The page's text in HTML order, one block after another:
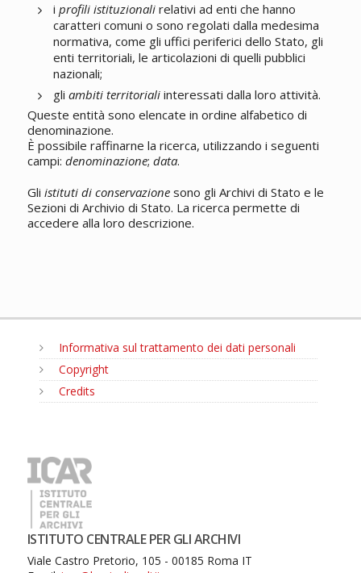
i profili istituzionalirelativi ad enti che hanno
caratteri comuni o sono regolati dalla medesima
normativa, come gli uffici periferici dello Stato, gli
enti territoriali, le articolazioni di quelli pubblici
nazionali;
gli ambiti territorialiinteressati dalla loro attività.
Queste entità sono elencate in ordine alfabetico di
denominazione.
È possibile raffinarne la ricerca, utilizzando i seguenti
campi: denominazione; data.
Gli istituti di conservazionesono gli Archivi di Stato e le
Sezioni di Archivio di Stato. La ricerca permette di
accedere alla loro descrizione.
Informativa sul trattamento dei dati personali
Copyright
Credits
ISTITUTO CENTRALE PER GLI ARCHIVI
Viale Castro Pretorio, 105 - 00185 Roma IT